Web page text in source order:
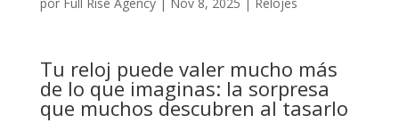
Tu reloj puede valer mucho más
de lo que imaginas: la sorpresa
que muchos descubren al tasarlo